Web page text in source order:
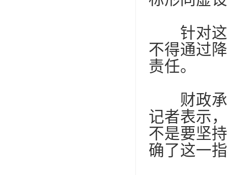
针对这
不得通过
责任。
财政承
记者表示
不是要坚
确了这一